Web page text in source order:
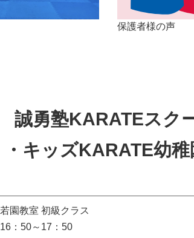
保護者様の声
誠勇塾KARATEスク
・キッズKARATE幼
若園教室 初級クラス
16：50～17：50